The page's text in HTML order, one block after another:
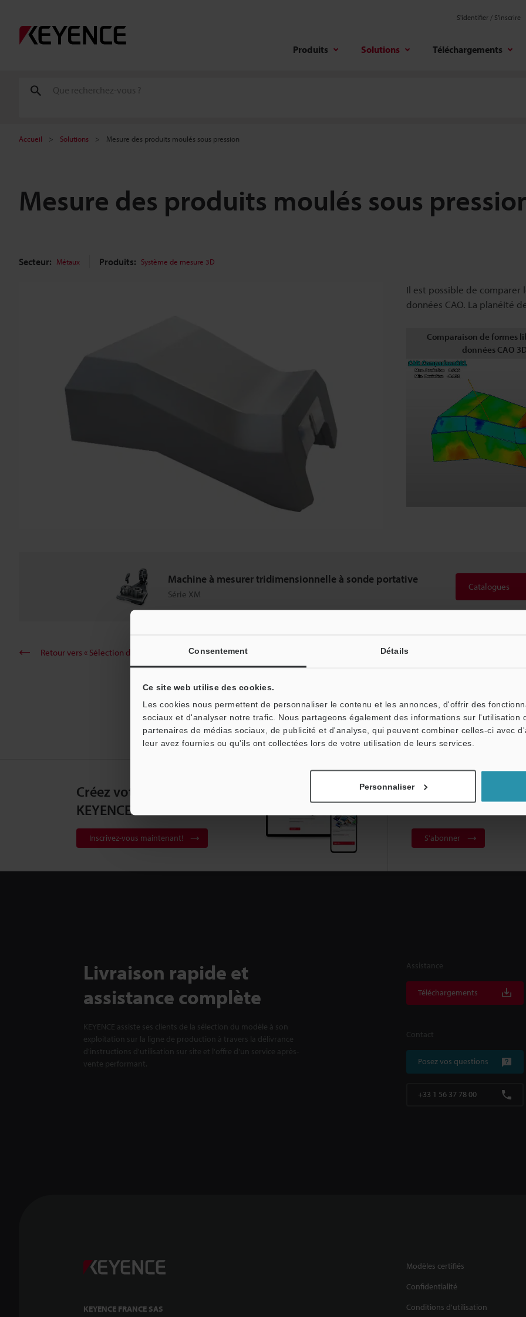
Consentement Détails
Ce site web utilise des cookies.
Les cookies nous permettent de personnaliser le contenu et les annonces, d'offrir des
sociaux et d'analyser notre trafic. Nous partageons également des informations sur l'utilisation
partenaires de médias sociaux, de publicité et d'analyse, qui peuvent combiner celles-ci avec
leur avez fournies ou qu'ils ont collectées lors de votre utilisation de leurs services.
Personnaliser
S'identifier / S’inscrire
Produits Solutions Téléchargements
Accueil Solutions Mesure des produits moulés sous pression
Mesure des produits moulés sous
Secteur: Métaux Produits: Système de mesure 3D
Il est possible de comparer
données CAO. La planéité
Comparaison de formes
données CAO
Machine à mesurer tridimensionnelle à sonde portative
Série XM
Catalogues
Retour vers « Sélection de produits par industrie et application »
Créez votre compte
KEYENCE
Inscrivez-vous maintenant!
Abonnement à la
S'abonner
Livraison rapide et
assistance complète
KEYENCE assiste ses clients de la sélection du modèle à son
exploitation sur la ligne de production à travers la délivrance
d'instructions d'utilisation sur site et l'offre d'un service après-
vente performant.
Assistance
Téléchargements
Contact
Posez vos questions
+33 1 56 37 78 00
KEYENCE FRANCE SAS
Modèles certifiés
Confidentialité
Conditions d'utilisation